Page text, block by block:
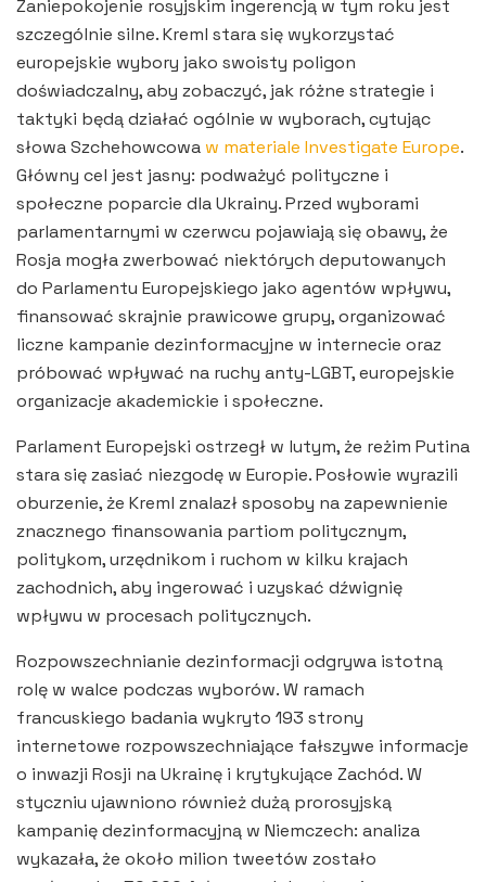
Zaniepokojenie rosyjskim ingerencją w tym roku jest
szczególnie silne. Kreml stara się wykorzystać
europejskie wybory jako swoisty poligon
doświadczalny, aby zobaczyć, jak różne strategie i
taktyki będą działać ogólnie w wyborach, cytując
słowa Szchehowcowa w materiale Investigate Europe.
Główny cel jest jasny: podważyć polityczne i
społeczne poparcie dla Ukrainy. Przed wyborami
parlamentarnymi w czerwcu pojawiają się obawy, że
Rosja mogła zwerbować niektórych deputowanych
do Parlamentu Europejskiego jako agentów wpływu,
finansować skrajnie prawicowe grupy, organizować
liczne kampanie dezinformacyjne w internecie oraz
próbować wpływać na ruchy anty-LGBT, europejskie
organizacje akademickie i społeczne.
Parlament Europejski ostrzegł w lutym, że reżim Putina
stara się zasiać niezgodę w Europie. Posłowie wyrazili
oburzenie, że Kreml znalazł sposoby na zapewnienie
znacznego finansowania partiom politycznym,
politykom, urzędnikom i ruchom w kilku krajach
zachodnich, aby ingerować i uzyskać dźwignię
wpływu w procesach politycznych.
Rozpowszechnianie dezinformacji odgrywa istotną
rolę w walce podczas wyborów. W ramach
francuskiego badania wykryto 193 strony
internetowe rozpowszechniające fałszywe informacje
o inwazji Rosji na Ukrainę i krytykujące Zachód. W
styczniu ujawniono również dużą prorosyjską
kampanię dezinformacyjną w Niemczech: analiza
wykazała, że około milion tweetów zostało